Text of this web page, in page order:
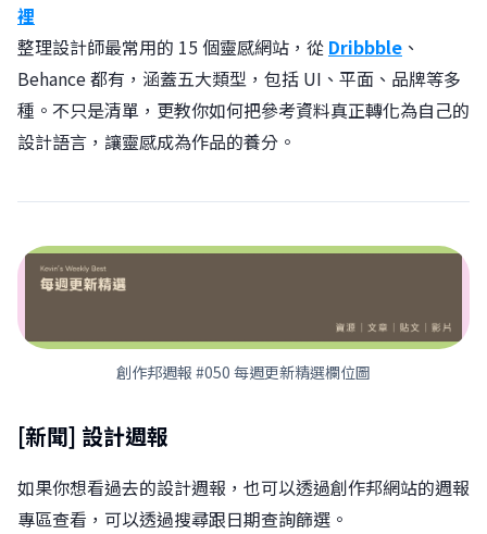
裡
整理設計師最常用的 15 個靈感網站，從 Dribbble 、
Behance 都有，涵蓋五大類型，包括 UI、平面、品牌等多
種。不只是清單，更教你如何把參考資料真正轉化為自己的
設計語言，讓靈感成為作品的養分。
創作邦週報 #050 每週更新精選欄位圖
[新聞] 設計週報
如果你想看過去的設計週報，也可以透過創作邦網站的週報
專區查看，可以透過搜尋跟日期查詢篩選。